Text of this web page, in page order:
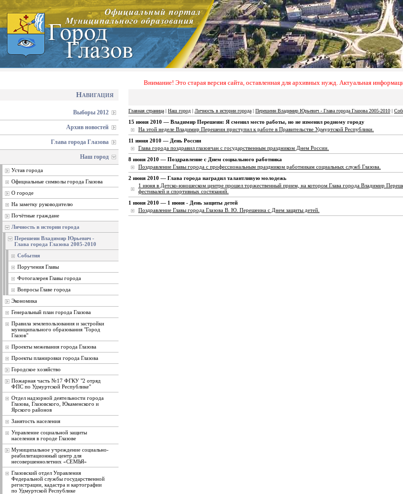
Внимание! Это старая версия сайта, оставленная для архивных нужд. Актуальная
Навигация
Выборы 2012
Архив новостей
Глава города Глазова
Наш город
Устав города
Официальные символы города Глазова
О городе
На заметку руководителю
Почётные граждане
Личность в истории города
Перешеин Владимир Юрьевич -
Глава города Глазова 2005-2010
События
Поручения Главы
Фотогалерея Главы города
Вопросы Главе города
Экономика
Генеральный план города Глазова
Правила землепользования и застройки
муниципального образования "Город
Глазов"
Проекты межевания города Глазова
Проекты планировки города Глазова
Городское хозяйство
Пожарная часть №17 ФГКУ "2 отряд
ФПС по Удмуртской Республике"
Отдел надзорной деятельности города
Глазова, Глазовского, Юкаменского и
Ярского районов
Занятость населения
Управление социальной защиты
населения в городе Глазове
Муниципальное учреждение социально-
реабилитационный центр для
несовершеннолетних «СЕМЬЯ»
Глазовский отдел Управления
Федеральной службы государственной
регистрации, кадастра и картографии
по Удмуртской Республике
Главная страница | Наш город | Личность в истории города | Перешеин Владимир Юрьевич - Глава города Глазова 2005-2010 |
15 июня 2010 — Владимир Перешеин: Я сменил место работы, но не изменил родному городу
На этой неделе Владимир Перешеин приступил к работе в Правительстве Удмуртской Республики.
11 июня 2010 — День России
Глава города поздравил глазовчан с государственным праздником Днем России.
8 июня 2010 — Поздравление с Днем социального работника
Поздравление Главы города с профессиональным праздником работникам социальных служб Глазова.
2 июня 2010 — Глава города наградил талантливую молодежь
1 июня в Детско-юношеском центре прошел торжественный прием, на котором Глава города Владимир
фестивалей и спортивных состязаний.
1 июня 2010 — 1 июня - День защиты детей
Поздравление Главы города Глазова В. Ю. Перешеина с Днем защиты детей.